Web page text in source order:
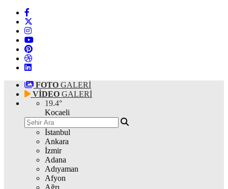
FOTO GALERİ
VİDEO GALERİ
19.4°
Kocaeli
İstanbul
Ankara
İzmir
Adana
Adıyaman
Afyon
Ağrı